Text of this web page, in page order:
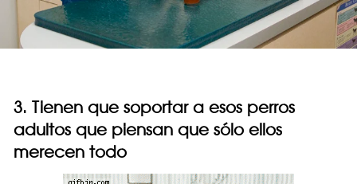
3. Tienen que soportar a esos perros
adultos que piensan que sólo ellos
merecen todo